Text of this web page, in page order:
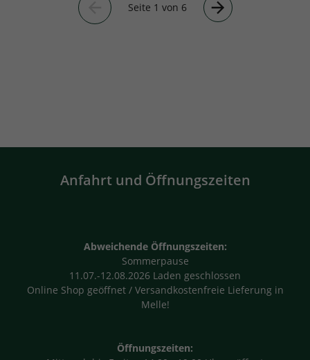
VorherigeSeite 1 von 6
Nächste
Anfahrt und Öffnungszeiten
Abweichende Öffnungszeiten:
Sommerpause
11.07.-12.08.2026 Laden geschlossen
Online Shop geöffnet / Versandkostenfreie Lieferung in
Melle!
Öffnungszeiten: